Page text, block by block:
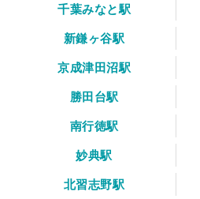
千葉みなと駅
新鎌ヶ谷駅
京成津田沼駅
勝田台駅
南行徳駅
妙典駅
北習志野駅